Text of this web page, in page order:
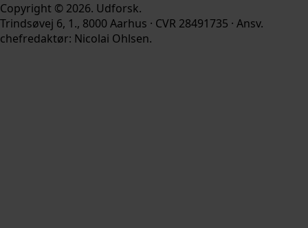
Copyright © 2026. Udforsk.
Trindsøvej 6, 1., 8000 Aarhus · CVR 28491735 · Ansv.
chefredaktør: Nicolai Ohlsen.